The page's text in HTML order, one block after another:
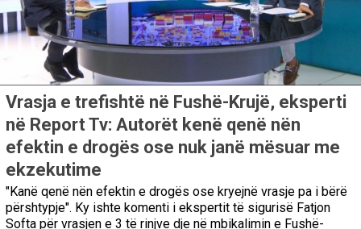
Vrasja e trefishtë në Fushë-Krujë, eksperti
në Report Tv: Autorët kenë qenë nën
efektin e drogës ose nuk janë mësuar me
ekzekutime
"Kanë qenë nën efektin e drogës ose kryejnë vrasje pa i bërë
përshtypje". Ky ishte komenti i ekspertit të sigurisë Fatjon
Softa për vrasjen e 3 të rinjve dje në mbikalimin e Fushë-